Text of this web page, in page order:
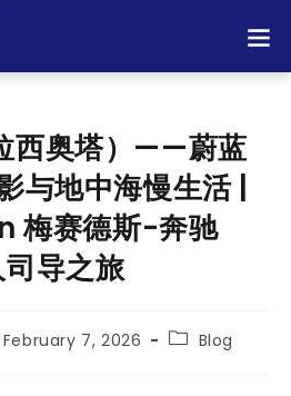
西奥塔）——蔚蓝
与地中海慢生活 |
梅赛德斯-奔驰
导之旅
February 7, 2026 Blog